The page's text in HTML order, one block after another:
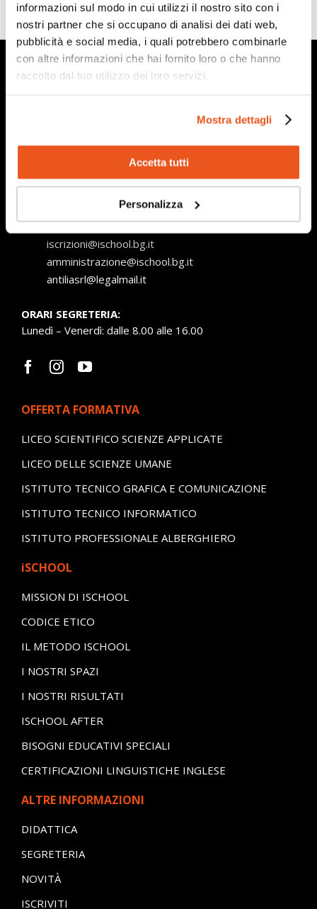
informazioni sul modo in cui utilizzi il nostro sito con i
nostri partner che si occupano di analisi dei dati web,
pubblicità e social media, i quali potrebbero combinarle
con altre informazioni che hai fornito loro o che hanno
raccolto dal tuo utilizzo dei loro servizi.
Mostra dettagli
Accetta tutti
Personalizza
Via Vittore Ghislandi 57 – 24125 Bergamo
Tel.035 219292
segreteria@ischool.bg.it
info@ischool.bg.it
iscrizioni@ischool.bg.it
amministrazione@ischool.bg.it
antiliasrl@legalmail.it
ORARI SEGRETERIA:
Lunedì – Venerdì: dalle 8.00 alle 16.00
OFFERTA FORMATIVA
LICEO SCIENTIFICO SCIENZE APPLICATE
LICEO DELLE SCIENZE UMANE
ISTITUTO TECNICO GRAFICA E COMUNICAZIONE
ISTITUTO TECNICO INFORMATICO
ISTITUTO PROFESSIONALE ALBERGHIERO
iSCHOOL
MISSION DI ISCHOOL
CODICE ETICO
IL METODO ISCHOOL
I NOSTRI SPAZI
I NOSTRI RISULTATI
ISCHOOL AFTER
BISOGNI EDUCATIVI SPECIALI
CERTIFICAZIONI LINGUISTICHE INGLESE
ALTRE INFORMAZIONI
DIDATTICA
SEGRETERIA
NOVITÀ
ISCRIVITI